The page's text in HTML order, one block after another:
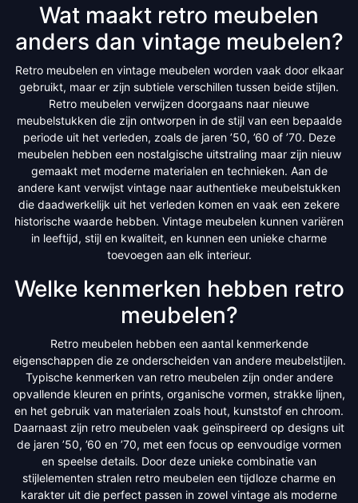
Wat maakt retro meubelen
anders dan vintage meubelen?
Retro meubelen en vintage meubelen worden vaak door elkaar
gebruikt, maar er zijn subtiele verschillen tussen beide stijlen.
Retro meubelen verwijzen doorgaans naar nieuwe
meubelstukken die zijn ontworpen in de stijl van een bepaalde
periode uit het verleden, zoals de jaren ’50, ’60 of ’70. Deze
meubelen hebben een nostalgische uitstraling maar zijn nieuw
gemaakt met moderne materialen en technieken. Aan de
andere kant verwijst vintage naar authentieke meubelstukken
die daadwerkelijk uit het verleden komen en vaak een zekere
historische waarde hebben. Vintage meubelen kunnen variëren
in leeftijd, stijl en kwaliteit, en kunnen een unieke charme
toevoegen aan elk interieur.
Welke kenmerken hebben retro
meubelen?
Retro meubelen hebben een aantal kenmerkende
eigenschappen die ze onderscheiden van andere meubelstijlen.
Typische kenmerken van retro meubelen zijn onder andere
opvallende kleuren en prints, organische vormen, strakke lijnen,
en het gebruik van materialen zoals hout, kunststof en chroom.
Daarnaast zijn retro meubelen vaak geïnspireerd op designs uit
de jaren ’50, ’60 en ’70, met een focus op eenvoudige vormen
en speelse details. Door deze unieke combinatie van
stijlelementen stralen retro meubelen een tijdloze charme en
karakter uit die perfect passen in zowel vintage als moderne